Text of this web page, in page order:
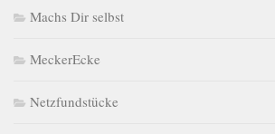
Machs Dir selbst
MeckerEcke
Netzfundstücke